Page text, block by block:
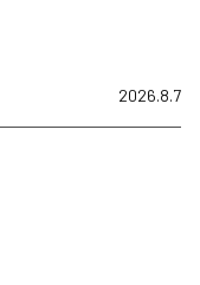
2026.8.7